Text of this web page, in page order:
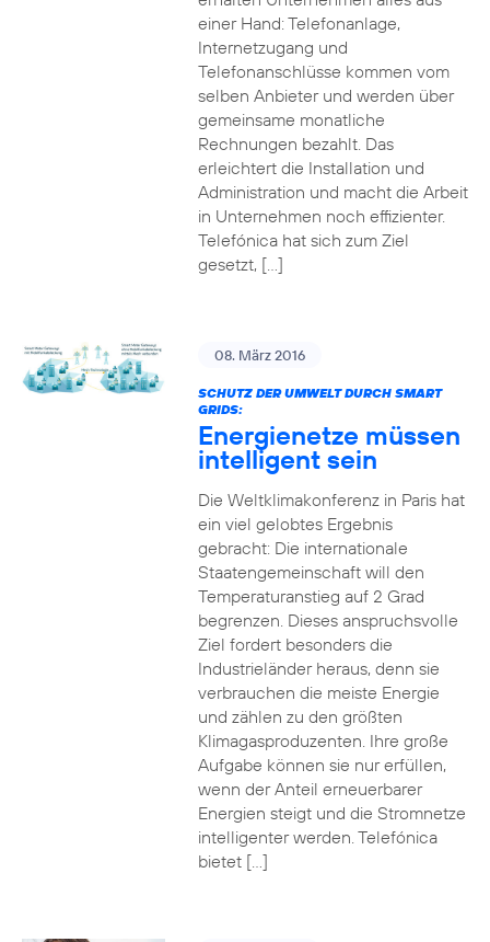
einer Hand: Telefonanlage,
Internetzugang und
Telefonanschlüsse kommen vom
selben Anbieter und werden über
gemeinsame monatliche
Rechnungen bezahlt. Das
erleichtert die Installation und
Administration und macht die Arbeit
in Unternehmen noch effizienter.
Telefónica hat sich zum Ziel
gesetzt, […]
08. März 2016
SCHUTZ DER UMWELT DURCH SMART
GRIDS:
Energienetze müssen
intelligent sein
Die Weltklimakonferenz in Paris hat
ein viel gelobtes Ergebnis
gebracht: Die internationale
Staatengemeinschaft will den
Temperaturanstieg auf 2 Grad
begrenzen. Dieses anspruchsvolle
Ziel fordert besonders die
Industrieländer heraus, denn sie
verbrauchen die meiste Energie
und zählen zu den größten
Klimagasproduzenten. Ihre große
Aufgabe können sie nur erfüllen,
wenn der Anteil erneuerbarer
Energien steigt und die Stromnetze
intelligenter werden. Telefónica
bietet […]